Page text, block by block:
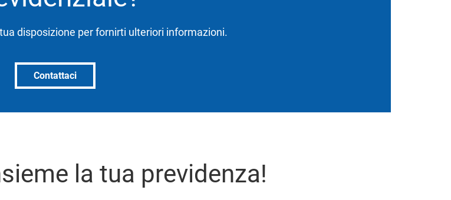
disposizione per fornirti ulteriori informazioni.
Contattaci
la tua previdenza!